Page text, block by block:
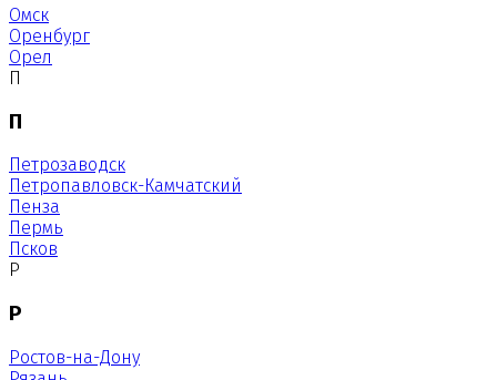
Омск
Оренбург
Орел
П
П
Петрозаводск
Петропавловск-Камчатский
Пенза
Пермь
Псков
Р
Р
Ростов-на-Дону